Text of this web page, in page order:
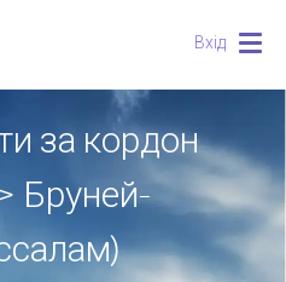
Вхід
за кордон
Бруней-